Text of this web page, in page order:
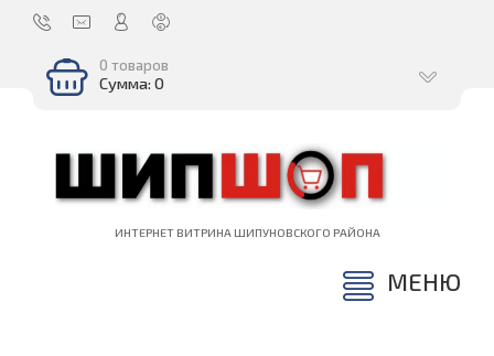
0 товаров
Сумма: 0
ИНТЕРНЕТ ВИТРИНА ШИПУНОВСКОГО РАЙОНА
МЕНЮ